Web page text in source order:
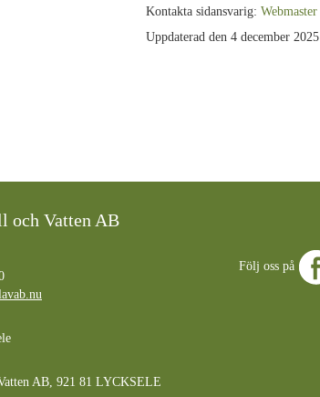
Kontakta sidansvarig: Webmaster
Uppdaterad den 4 december 2025
och Vatten AB
AB, 921 81 LYCKSELE
Följ oss på